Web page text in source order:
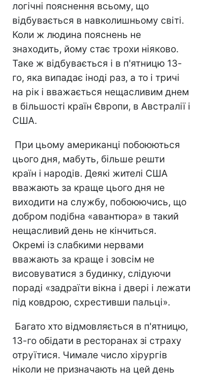
логічні пояснення всьому, що
відбувається в навколишньому світі.
Коли ж людина пояснень не
знаходить, йому стає трохи ніяково.
Таке ж відбувається і в п'ятницю 13-
го, яка випадає іноді раз, а то і тричі
на рік і вважається нещасливим днем
в більшості країн Європи, в Австралії і
США.
При цьому американці побоюються
цього дня, мабуть, більше решти
країн і народів. Деякі жителі США
вважають за краще цього дня не
виходити на службу, побоюючись, що
добром подібна «авантюра» в такий
нещасливий день не кінчиться.
Окремі із слабкими нервами
вважають за краще і зовсім не
висовуватися з будинку, слідуючи
пораді «задраїти вікна і двері і лежати
під ковдрою, схрестивши пальці».
Багато хто відмовляється в п'ятницю,
13-го обідати в ресторанах зі страху
отруїтися. Чимале число хірургів
ніколи не призначають на цей день